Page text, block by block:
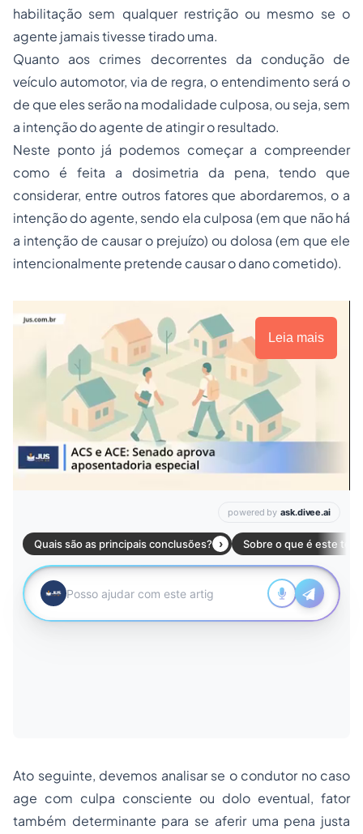
habilitação sem qualquer restrição ou mesmo se o
agente jamais tivesse tirado uma.
Quanto aos crimes decorrentes da condução de
veículo automotor, via de regra, o entendimento será o
de que eles serão na modalidade culposa, ou seja, sem
a intenção do agente de atingir o resultado.
Neste ponto já podemos começar a compreender
como é feita a dosimetria da pena, tendo que
considerar, entre outros fatores que abordaremos, o a
intenção do agente, sendo ela culposa (em que não há
a intenção de causar o prejuízo) ou dolosa (em que ele
intencionalmente pretende causar o dano cometido).
Leia mais
Ato seguinte, devemos analisar se o condutor no caso
age com culpa consciente ou dolo eventual, fator
também determinante para se aferir uma pena justa